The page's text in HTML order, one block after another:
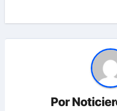
Por